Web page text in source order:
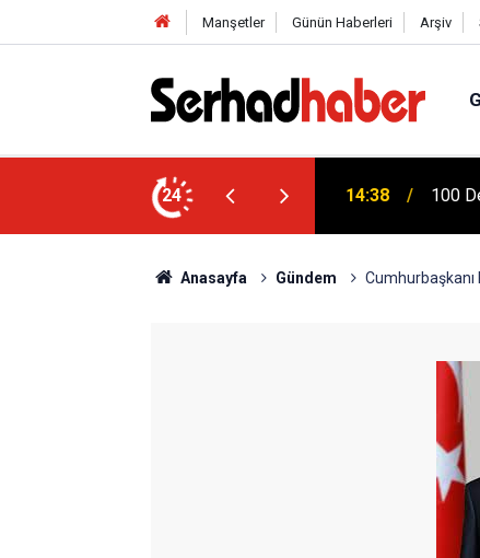
Manşetler Günün Haberleri Arşiv
24
Dicle Üniversitesi'nde Fizik Tedavi 04:20
Anasayfa Gündem Cumhurbaşkanı